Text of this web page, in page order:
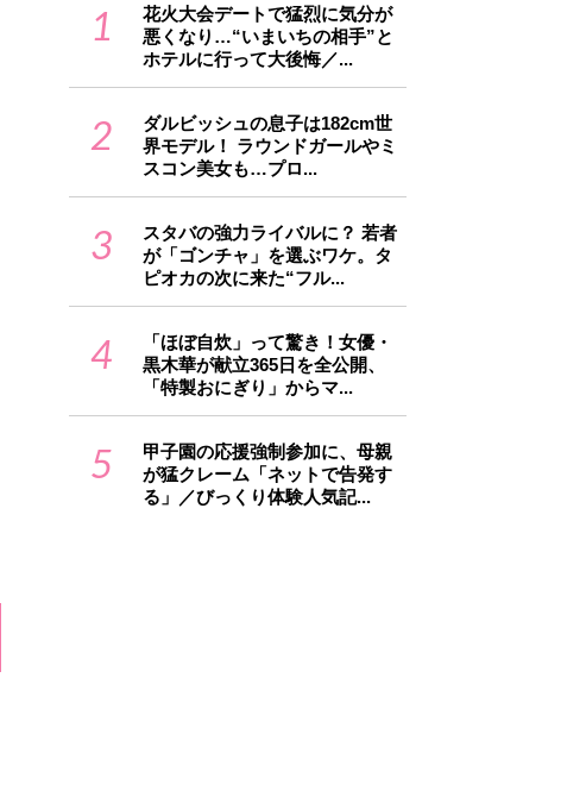
1
花火大会デートで猛烈に気分が
悪くなり…“いまいちの相手”と
ホテルに行って大後悔／...
2
ダルビッシュの息子は182cm世
界モデル！ ラウンドガールやミ
スコン美女も…プロ...
3
スタバの強力ライバルに？ 若者
が「ゴンチャ」を選ぶワケ。タ
ピオカの次に来た“フル...
4
「ほぼ自炊」って驚き！女優・
黒木華が献立365日を全公開、
「特製おにぎり」からマ...
5
甲子園の応援強制参加に、母親
が猛クレーム「ネットで告発す
る」／びっくり体験人気記...